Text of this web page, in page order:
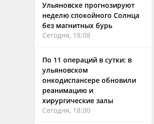
Ульяновске прогнозируют
неделю спокойного Солнца
без магнитных бурь
Сегодня, 18:08
По 11 операций в сутки: в
ульяновском
онкодиспансере обновили
реанимацию и
хирургические залы
Сегодня, 18:00